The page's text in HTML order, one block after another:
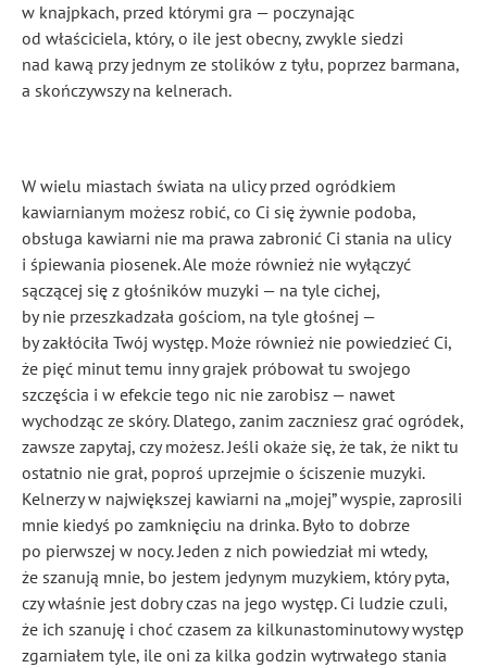
w knajpkach, przed którymi gra — poczynając
od właściciela, który, o ile jest obecny, zwykle siedzi
nad kawą przy jednym ze stolików z tyłu, poprzez barmana,
a skończywszy na kelnerach.
W wielu miastach świata na ulicy przed ogródkiem
kawiarnianym możesz robić, co Ci się żywnie podoba,
obsługa kawiarni nie ma prawa zabronić Ci stania na ulicy
i śpiewania piosenek. Ale może również nie wyłączyć
sączącej się z głośników muzyki — na tyle cichej,
by nie przeszkadzała gościom, na tyle głośnej —
by zakłóciła Twój występ. Może również nie powiedzieć Ci,
że pięć minut temu inny grajek próbował tu swojego
szczęścia i w efekcie tego nic nie zarobisz — nawet
wychodząc ze skóry. Dlatego, zanim zaczniesz grać ogródek,
zawsze zapytaj, czy możesz. Jeśli okaże się, że tak, że nikt tu
ostatnio nie grał, poproś uprzejmie o ściszenie muzyki.
Kelnerzy w największej kawiarni na „mojej” wyspie, zaprosili
mnie kiedyś po zamknięciu na drinka. Było to dobrze
po pierwszej w nocy. Jeden z nich powiedział mi wtedy,
że szanują mnie, bo jestem jedynym muzykiem, który pyta,
czy właśnie jest dobry czas na jego występ. Ci ludzie czuli,
że ich szanuję i choć czasem za kilkunastominutowy występ
zgarniałem tyle, ile oni za kilka godzin wytrwałego stania